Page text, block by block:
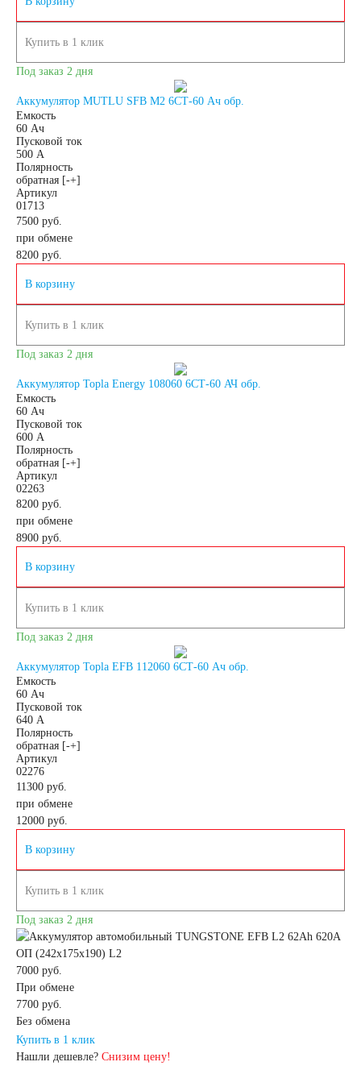
Купить в 1 клик
Под заказ 2 дня
Аккумулятор MUTLU SFB M2 6СТ-60 Ач обр.
Емкость
60 Ач
Пусковой ток
500 А
Полярность
обратная [-+]
Артикул
01713
7500 руб.
при обмене
8200 руб.
В корзину
Купить в 1 клик
Под заказ 2 дня
Аккумулятор Topla Energy 108060 6СТ-60 АЧ обр.
Емкость
60 Ач
Пусковой ток
600 А
Полярность
обратная [-+]
Артикул
02263
8200 руб.
при обмене
8900 руб.
В корзину
Купить в 1 клик
Под заказ 2 дня
Аккумулятор Topla EFB 112060 6СТ-60 Ач обр.
Емкость
60 Ач
Пусковой ток
640 А
Полярность
обратная [-+]
Артикул
02276
11300 руб.
при обмене
12000 руб.
В корзину
Купить в 1 клик
Под заказ 2 дня
7000 руб.
При обмене
7700 руб.
Без обмена
Купить в 1 клик
Нашли дешевле? Снизим цену!